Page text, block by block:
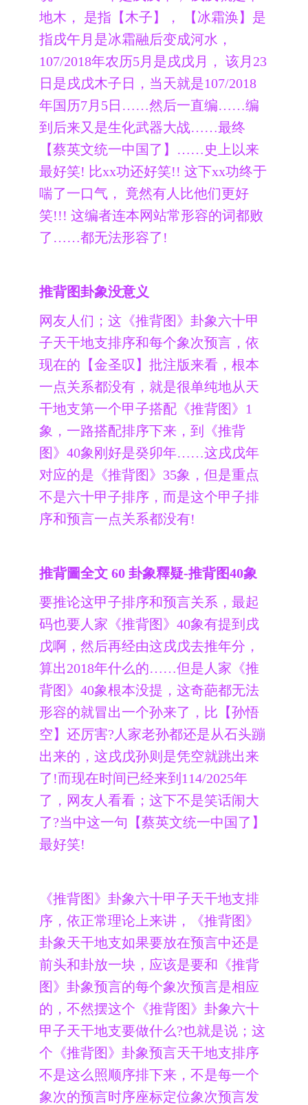
地木， 是指【木子】， 【冰霜涣】是
指戌午月是冰霜融后变成河水，
107/2018年农历5月是戌戊月， 该月23
日是戌戊木子日，当天就是107/2018
年国历7月5日……然后一直编……编
到后来又是生化武器大战……最终
【蔡英文统一中国了】……史上以来
最好笑! 比xx功还好笑!! 这下xx功终于
喘了一口气， 竟然有人比他们更好
笑!!! 这编者连本网站常形容的词都败
了……都无法形容了!
推背图卦象没意义
网友人们；这《推背图》卦象六十甲
子天干地支排序和每个象次预言，依
现在的【金圣叹】批注版来看，根本
一点关系都没有，就是很单纯地从天
干地支第一个甲子搭配《推背图》1
象，一路搭配排序下来，到《推背
图》40象刚好是癸卯年……这戌戊年
对应的是《推背图》35象，但是重点
不是六十甲子排序，而是这个甲子排
序和预言一点关系都没有!
推背圖全文 60 卦象釋疑-推背图40象
要推论这甲子排序和预言关系，最起
码也要人家《推背图》40象有提到戌
戊啊，然后再经由这戌戊去推年分，
算出2018年什么的……但是人家《推
背图》40象根本没提，这奇葩都无法
形容的就冒出一个孙来了，比【孙悟
空】还厉害?人家老孙都还是从石头蹦
出来的，这戌戊孙则是凭空就跳出来
了!而现在时间已经来到114/2025年
了，网友人看看；这下不是笑话闹大
了?当中这一句【蔡英文统一中国了】
最好笑!
《推背图》卦象六十甲子天干地支排
序，依正常理论上来讲，《推背图》
卦象天干地支如果要放在预言中还是
前头和卦放一块，应该是要和《推背
图》卦象预言的每个象次预言是相应
的，不然摆这个《推背图》卦象六十
甲子天干地支要做什么?也就是说；这
个《推背图》卦象预言天干地支排序
不是这么照顺序排下来，不是每一个
象次的预言时序座标定位象次预言发